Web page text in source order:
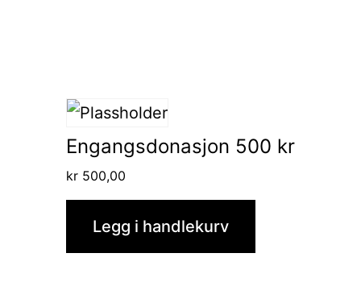
Engangsdonasjon 500 kr
kr 500,00
Legg i handlekurv